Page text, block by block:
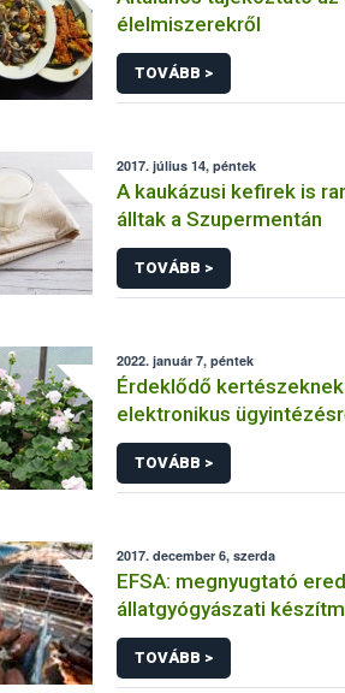
élelmiszerekről
TOVÁBB >
2017. július 14, péntek
A kaukázusi kefirek is
álltak a Szupermentán
TOVÁBB >
2022. január 7, péntek
Érdeklődő
elektronikus
TOVÁBB >
2017. december 6, szerda
EFSA: megnyugtató
állatgyógyászati
szermaradékairól
TOVÁBB >